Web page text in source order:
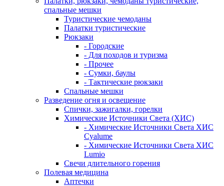
спальные мешки
Туристические чемоданы
Палатки туристические
Рюкзаки
- Городские
- Для походов и туризма
- Прочее
- Сумки, баулы
- Тактические рюкзаки
Спальные мешки
Разведение огня и освещение
Спички, зажигалки, горелки
Химические Источники Света (ХИС)
- Химические Источники Света ХИС
Cyalume
- Химические Источники Света ХИС
Lumio
Свечи длительного горения
Полевая медицина
Аптечки